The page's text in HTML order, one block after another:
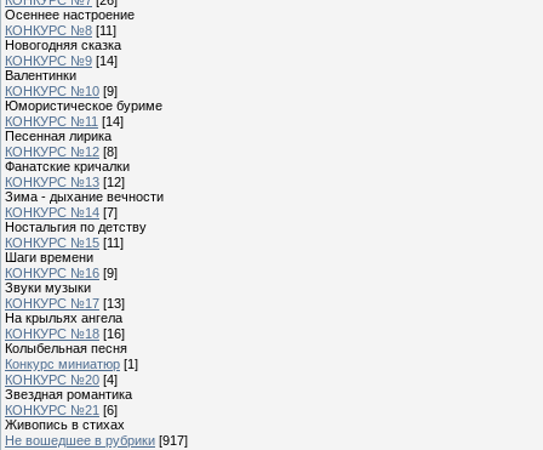
Осеннее настроение
КОНКУРС №8 [11]
Новогодняя сказка
КОНКУРС №9 [14]
Валентинки
КОНКУРС №10 [9]
Юмористическое буриме
КОНКУРС №11 [14]
Песенная лирика
КОНКУРС №12 [8]
Фанатские кричалки
КОНКУРС №13 [12]
Зима - дыхание вечности
КОНКУРС №14 [7]
Ностальгия по детству
КОНКУРС №15 [11]
Шаги времени
КОНКУРС №16 [9]
Звуки музыки
КОНКУРС №17 [13]
На крыльях ангела
КОНКУРС №18 [16]
Колыбельная песня
Конкурс миниатюр [1]
КОНКУРС №20 [4]
Звездная романтика
КОНКУРС №21 [6]
Живопись в стихах
Не вошедшее в рубрики [917]